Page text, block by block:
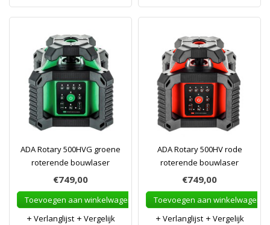
ADA Rotary 500HVG groene
roterende bouwlaser
€749,00
Toevoegen aan winkelwagen
Verlanglijst
Vergelijk
ADA Rotary 500HV rode
roterende bouwlaser
€749,00
Toevoegen aan winkelwagen
Verlanglijst
Vergelijk